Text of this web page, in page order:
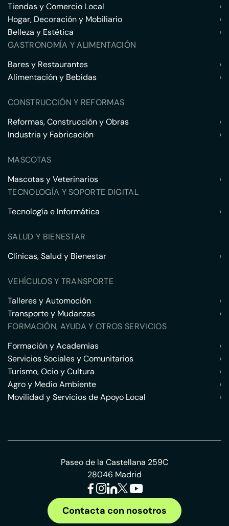
Tiendas y Comercio Local
›
Hogar, Decoración y Mobiliario
›
Belleza y Estética
›
GASTRONOMÍA Y ALIMENTACIÓN
Bares y Restaurantes
›
Alimentación y Bebidas
›
CONSTRUCCIÓN Y REFORMAS
Reformas, Construcción y Obras
›
Industria y Fabricación
›
MASCOTAS
Mascotas y Veterinarios
›
TECNOLOGÍA Y SOPORTE DIGITAL
Tecnología e Informática
›
SALUD Y BIENESTAR
Clínicas, Salud y Bienestar
›
VEHÍCULOS Y TRANSPORTE
Talleres y Automoción
›
Transporte y Mudanzas
›
FORMACIÓN, AYUDA Y OTROS SERVICIOS
Formación y Academias
›
Servicios Sociales y Comunitarios
›
Turismo, Ocio y Cultura
›
Agro y Medio Ambiente
›
Movilidad y Servicios de Apoyo Local
›
Paseo de la Castellana 259C
28046 Madrid
Contacta con nosotros